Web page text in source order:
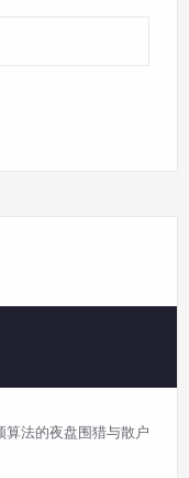
算法的夜盘围猎与散户